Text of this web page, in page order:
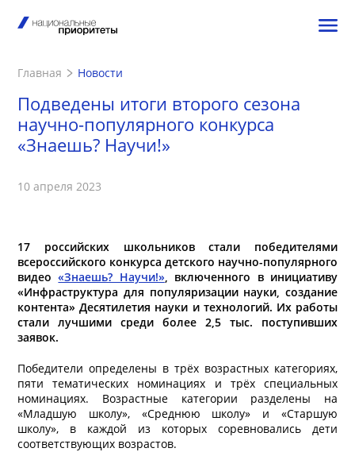
Главная Новости
Подведены итоги второго сезона
научно-популярного конкурса
«Знаешь? Научи!»
10 апреля 2023
17 российских школьников стали победителями
всероссийского конкурса детского научно-популярного
видео«Знаешь? Научи!», включенного в инициативу
«Инфраструктура для популяризации науки, создание
контента» Десятилетия науки и технологий. Их работы
стали лучшими среди более 2,5 тыс. поступивших
заявок.
Победители определены в трёх возрастных категориях,
пяти тематических номинациях и трёх специальных
номинациях. Возрастные категории разделены на
«Младшую школу», «Среднюю школу» и «Старшую
школу», в каждой из которых соревновались дети
соответствующих возрастов.